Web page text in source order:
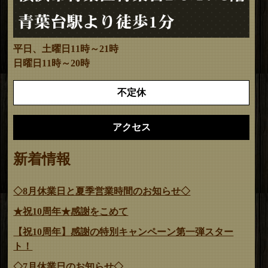
平日、土曜日11時～21時
日曜日11時～20時
不定休
アクセス
新着情報
◇8月休業日と夏季営業時間のお知らせ◇
★祝10周年★感謝をこめて
【祝10周年】感謝の特別キャンペーン第一弾スター
ト！